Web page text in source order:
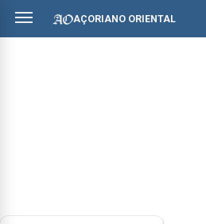
AÇORIANO ORIENTAL